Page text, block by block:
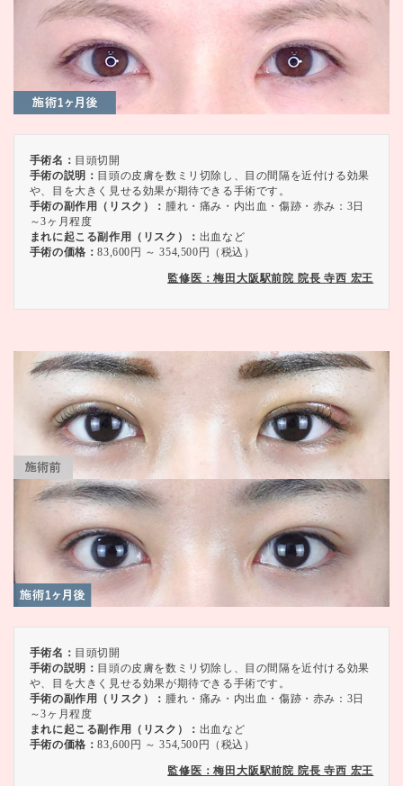
手術名： 目頭切開
手術の説明： 目頭の皮膚を数ミリ切除し、目の間隔を近付ける効果
や、目を大きく見せる効果が期待できる手術です。
手術の副作用（リスク）： 腫れ・痛み・内出血・傷跡・赤み：3日
～3ヶ月程度
まれに起こる副作用（リスク）： 出血など
手術の価格：83,600円 ～ 354,500円（税込）
監修医：梅田大阪駅前院 院長 寺西 宏王
手術名： 目頭切開
手術の説明： 目頭の皮膚を数ミリ切除し、目の間隔を近付ける効果
や、目を大きく見せる効果が期待できる手術です。
手術の副作用（リスク）： 腫れ・痛み・内出血・傷跡・赤み：3日
～3ヶ月程度
まれに起こる副作用（リスク）： 出血など
手術の価格：83,600円 ～ 354,500円（税込）
監修医：梅田大阪駅前院 院長 寺西 宏王